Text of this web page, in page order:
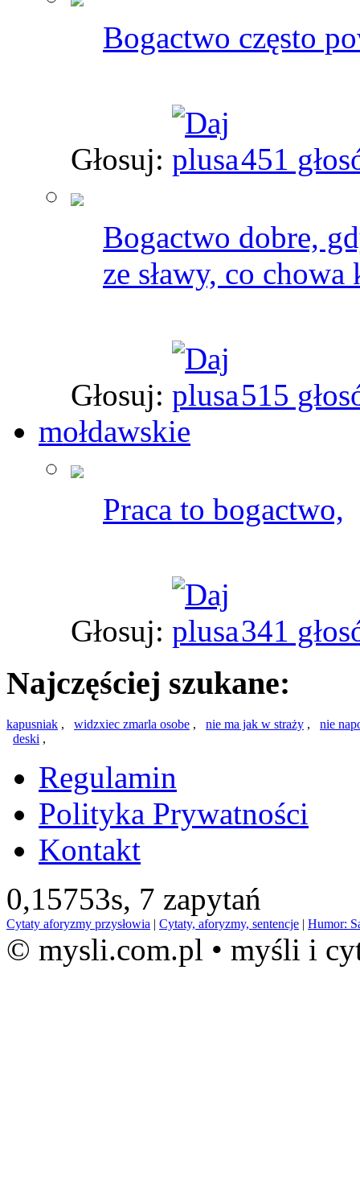
Bogactwo często
Głosuj: 451
Bogactwo dobre,
ze sławy, co
Głosuj:
515
mołdawskie
Praca to bogactwo,
Głosuj: 341
Najczęściej szukane:
kapusniak , widzxiec zmarla osobe , nie ma jak w straży , nie
deski ,
Regulamin
Polityka Prywatności
Kontakt
0,15753s, 7 zapytań
Cytaty aforyzmy przysłowia | Cytaty, aforyzmy, sentencje | Humor:
© mysli.com.pl • myśli i